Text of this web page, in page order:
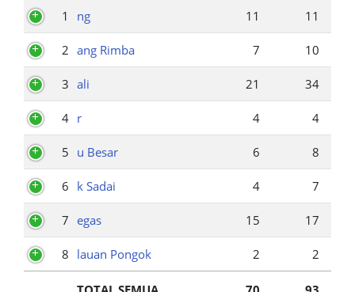
1 ng 11 11
2 ang Rimba 7 10
3 ali 21 34
4 r 4 4
5 u Besar 6 8
6 k Sadai 4 7
7 egas 15 17
8 lauan Pongok 2 2